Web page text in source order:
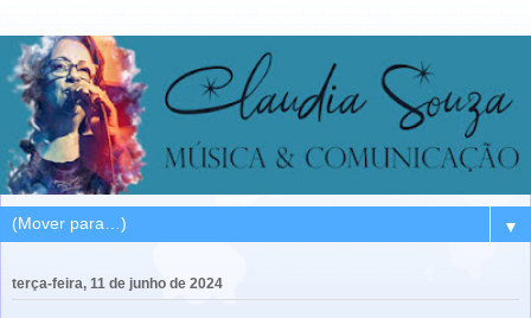
▼
terça-feira, 11 de junho de 2024